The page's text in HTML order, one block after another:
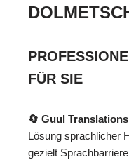
FÜR SIE
🔄 Guul Translations
Lösung sprachlicher
gezielt